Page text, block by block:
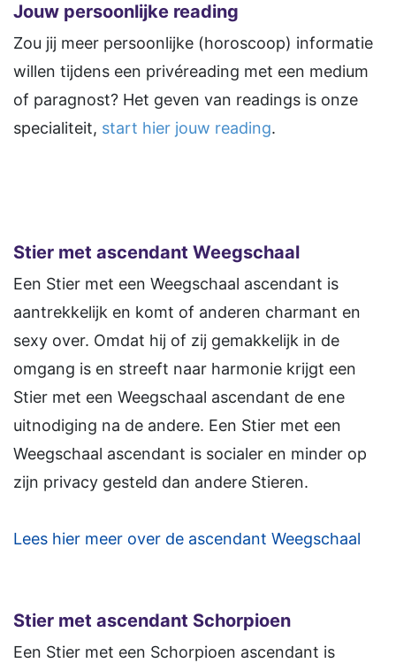
Jouw persoonlijke reading
Zou jij meer persoonlijke (horoscoop) informatie
willen tijdens een privéreading met een medium
of paragnost? Het geven van readings is onze
specialiteit, start hier jouw reading.
Stier met ascendant Weegschaal
Een Stier met een Weegschaal ascendant is
aantrekkelijk en komt of anderen charmant en
sexy over. Omdat hij of zij gemakkelijk in de
omgang is en streeft naar harmonie krijgt een
Stier met een Weegschaal ascendant de ene
uitnodiging na de andere. Een Stier met een
Weegschaal ascendant is socialer en minder op
zijn privacy gesteld dan andere Stieren.
Lees hier meer over de ascendant Weegschaal
Stier met ascendant Schorpioen
Een Stier met een Schorpioen ascendant is